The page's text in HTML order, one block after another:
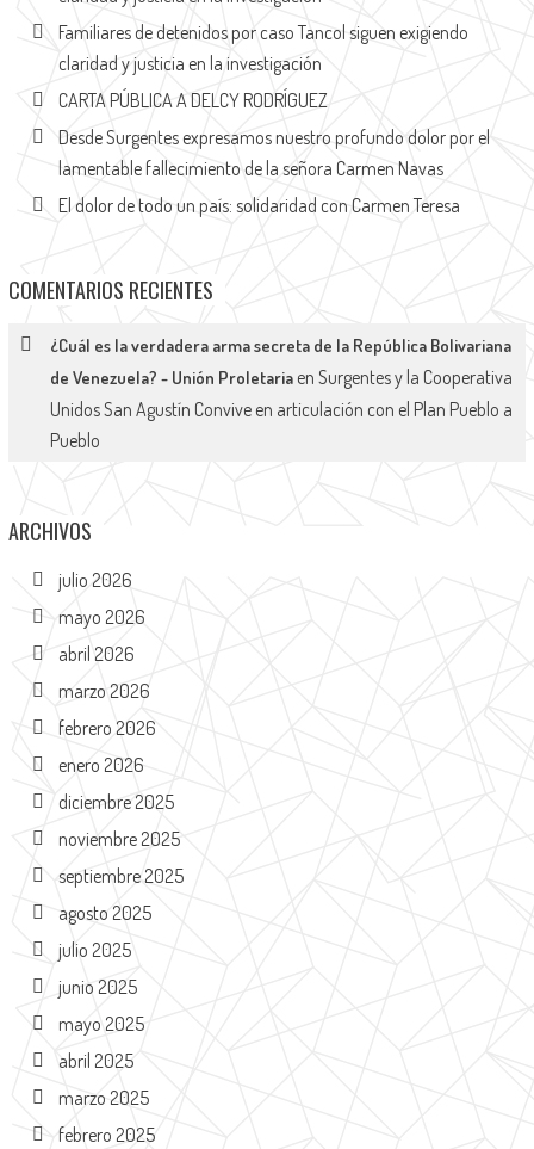
Familiares de detenidos por caso Tancol siguen exigiendo
claridad y justicia en la investigación
CARTA PÚBLICA A DELCY RODRÍGUEZ
Desde Surgentes expresamos nuestro profundo dolor por el
lamentable fallecimiento de la señora Carmen Navas
El dolor de todo un país: solidaridad con Carmen Teresa
COMENTARIOS RECIENTES
¿Cuál es la verdadera arma secreta de la República Bolivariana
de Venezuela? - Unión Proletariaen Surgentes y la Cooperativa
Unidos San Agustín Convive en articulación con el Plan Pueblo a
Pueblo
ARCHIVOS
julio 2026
mayo 2026
abril 2026
marzo 2026
febrero 2026
enero 2026
diciembre 2025
noviembre 2025
septiembre 2025
agosto 2025
julio 2025
junio 2025
mayo 2025
abril 2025
marzo 2025
febrero 2025